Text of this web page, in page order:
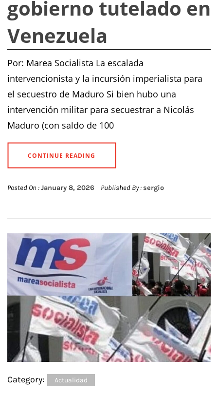
gobierno tutelado en
Venezuela
Por: Marea Socialista La escalada
intervencionista y la incursión imperialista para
el secuestro de Maduro Si bien hubo una
intervención militar para secuestrar a Nicolás
Maduro (con saldo de 100
CONTINUE READING
Posted On :January 8, 2026 Published By :sergio
Category: Actualidad